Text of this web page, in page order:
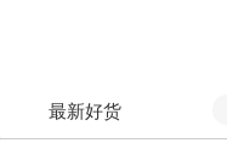
最新好货